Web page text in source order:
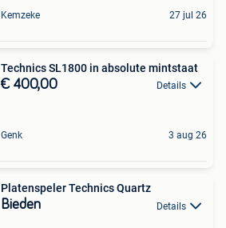
Kemzeke 27 jul 26
Technics SL1800 in absolute mintstaat
€ 400,00 Details
Genk 3 aug 26
Platenspeler Technics Quartz
Bieden Details